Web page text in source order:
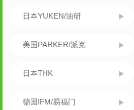
日本YUKEN/油研
美国PARKER/派克
日本THK
德国IFM/易福门